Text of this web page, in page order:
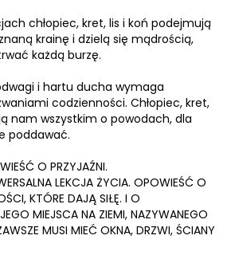
chłopiec, kret, lis i koń podejmują
krainę i dzielą się mądrością,
każdą burzę.
i hartu ducha wymaga
codzienności. Chłopiec, kret,
nam wszystkim o powodach, dla
poddawać.
O PRZYJAŹNI.
LEKCJA ŻYCIA. OPOWIEŚĆ O
KTÓRE DAJĄ SIŁĘ. I O
MIEJSCA NA ZIEMI, NAZYWANEGO
MUSI MIEĆ OKNA, DRZWI, ŚCIANY